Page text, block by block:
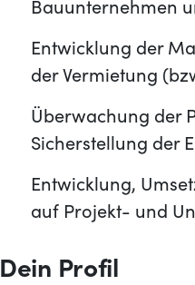
Bauunternehmen
Entwicklung der
der Vermietung
Überwachung der
Sicherstellung der
Entwicklung,
auf Projekt- und
Dein Profil